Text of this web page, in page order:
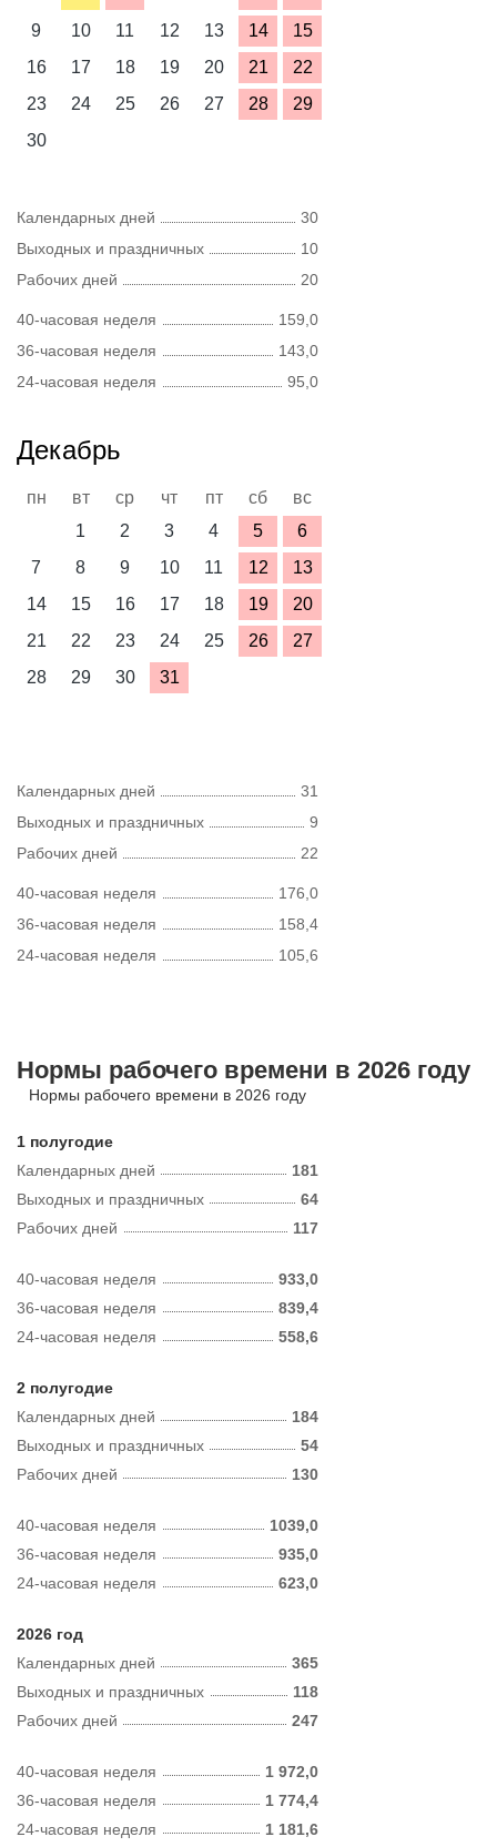
9
10 11 12 13 14
15
16
17 18 19 20 21
22
23
24 25 26 27 28
29
30
Календарных дней
30
Выходных и праздничных
10
Рабочих дней
20
40-часовая неделя
159,0
36-часовая неделя
143,0
24-часовая неделя
95,0
Декабрь
пн вт ср чт пт сб
вс
1
2 3 4 5
6
7
8 9 10 11 12
13
14
15 16 17 18 19
20
21
22 23 24 25 26
27
28
29 30 31
Календарных дней
31
Выходных и праздничных
9
Рабочих дней
22
40-часовая неделя
176,0
36-часовая неделя
158,4
24-часовая неделя
105,6
Нормы рабочего времени в 2026 году
Нормы рабочего времени в 2026 году
1 полугодие
Календарных дней
181
Рабочих дней 117
Выходных и праздничных 64
40-часовая неделя
933,0
36-часовая неделя
839,4
24-часовая неделя
558,6
2 полугодие
Календарных дней
184
Рабочих дней 130
Выходных и праздничных 54
40-часовая неделя
1039,0
36-часовая неделя
935,0
24-часовая неделя
623,0
2026 год
Календарных дней
365
Рабочих дней 247
Выходных и праздничных 118
40-часовая неделя
1 972,0
36-часовая неделя
1 774,4
24-часовая неделя
1 181,6